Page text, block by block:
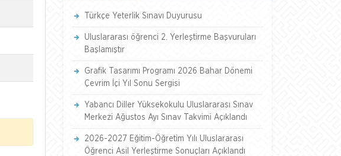
Türkçe Yeterlik Sınavı Duyurusu
Uluslararası öğrenci 2. Yerleştirme Başvuruları
Başlamıştır
Grafik Tasarımı Programı 2026 Bahar Dönemi
Çevrim İçi Yıl Sonu Sergisi
Yabancı Diller Yüksekokulu Uluslararası Sınav
Merkezi Ağustos Ayı Sınav Takvimi Açıklandı
2026-2027 Eğitim-Öğretim Yılı Uluslararası
Öğrenci Asil Yerleştirme Sonuçları Açıklandı